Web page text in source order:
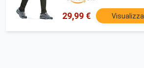
KZ1603M-ArmyGreen-L
29,99 € Visualizza